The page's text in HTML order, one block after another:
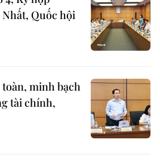
Quốc hội
minh bạch
tài chính,